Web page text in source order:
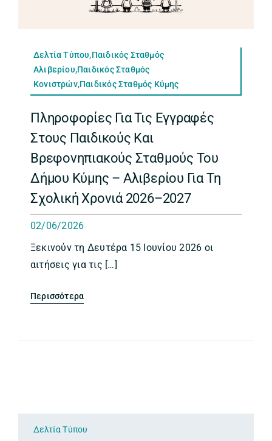
Δελτία Τύπου,Παιδικός Σταθμός
Αλιβερίου,Παιδικός Σταθμός
Κονιστρών,Παιδικός Σταθμός Κύμης
Πληροφορίες Για Τις Εγγραφές
Στους Παιδικούς Και
Βρεφονηπιακούς Σταθμούς Του
Δήμου Κύμης – Αλιβερίου Για Τη
Σχολική Χρονιά 2026–2027
02/06/2026
Ξεκινούν τη Δευτέρα 15 Ιουνίου 2026 οι
αιτήσεις για τις […]
Περισσότερα
Δελτία Τύπου